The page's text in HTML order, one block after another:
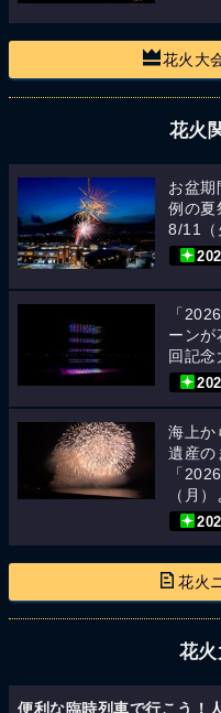
花火大
花火
お盆
例の夏
8/11（
「
ーンが
回記念
海上か
遺産の
「
（月
花火
花
便利な臨時列車で行こう！